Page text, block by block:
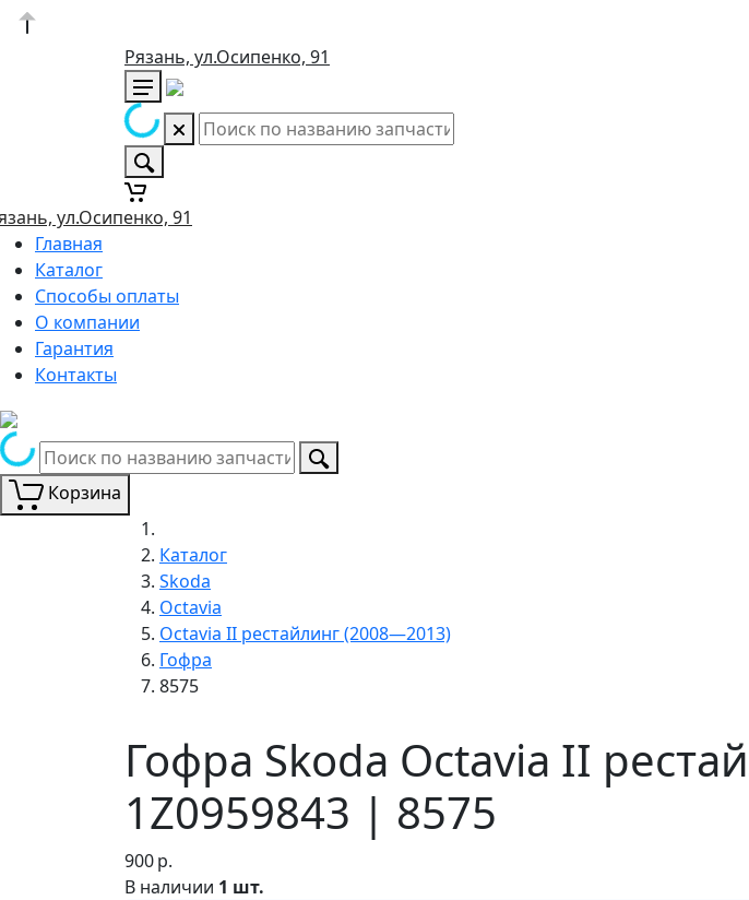
Рязань, ул.Осипенко, 91
ул.Осипенко, 91
Главная
Каталог
Способы оплаты
О компании
Гарантия
Контакты
Корзина
Каталог
Skoda
Octavia
Octavia II рестайлинг (2008—2013)
Гофра
8575
Гофра Skoda Octavia II
1Z0959843 | 8575
900р.
В наличии 1 шт.